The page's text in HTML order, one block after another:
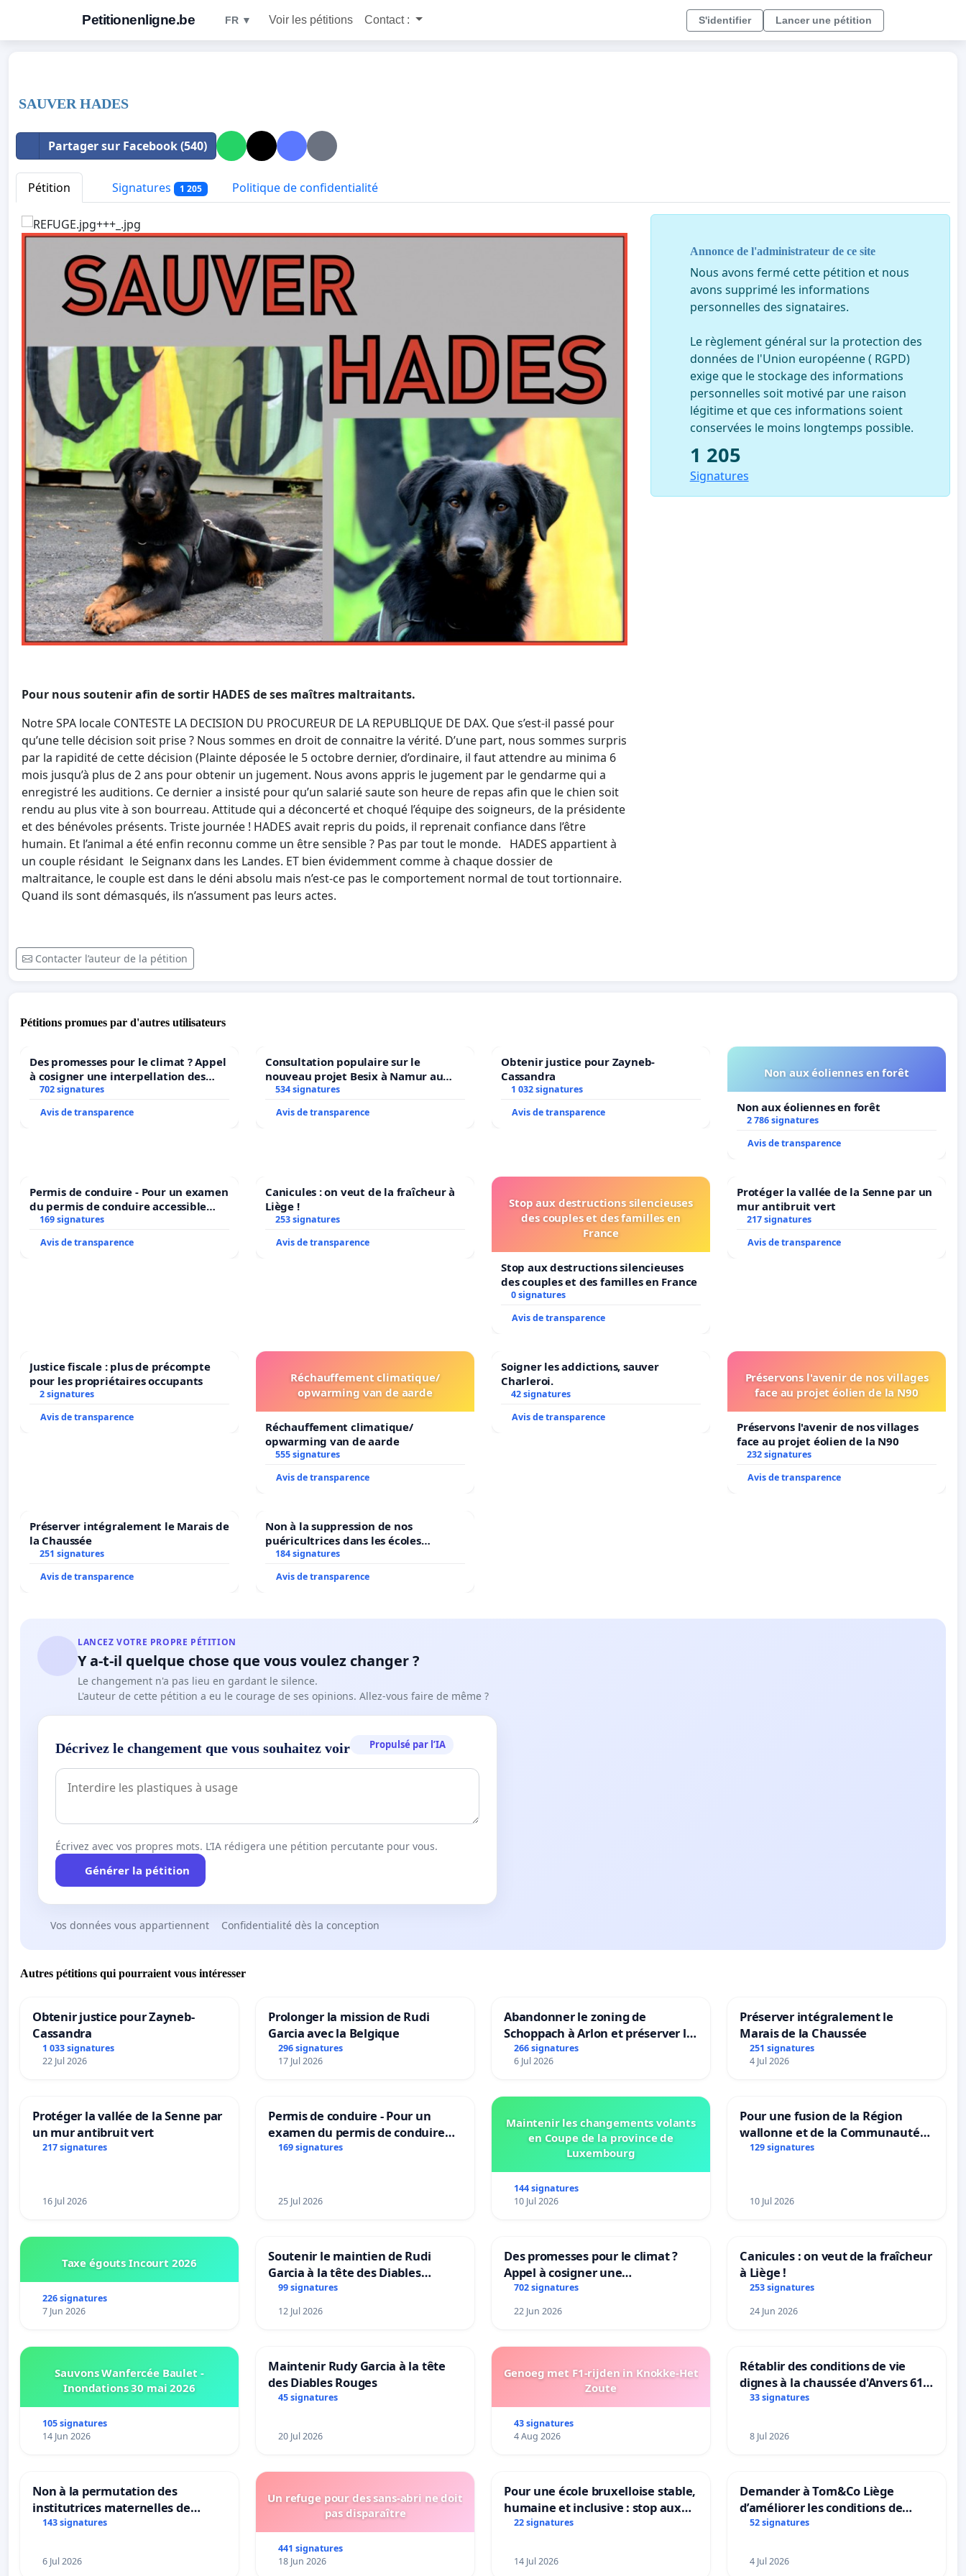
Petitionenligne.be FR ▼ Voir les pétitions Contact : S'identifier Lancer une pétition
SAUVER HADES
Partager sur Facebook (540)
Pétition Signatures 1 205 Politique de confidentialité
Pour nous soutenir afin de sortir HADES de ses maîtres maltraitants.
Notre SPA locale CONTESTE LA DECISION DU PROCUREUR DE LA REPUBLIQUE DE DAX. Que s’est-il passé pour
qu’une telle décision soit prise ? Nous sommes en droit de connaitre la vérité. D’une part, nous sommes surpris
par la rapidité de cette décision (Plainte déposée le 5 octobre dernier, d’ordinaire, il faut attendre au minima 6
mois jusqu’à plus de 2 ans pour obtenir un jugement. Nous avons appris le jugement par le gendarme qui a
enregistré les auditions. Ce dernier a insisté pour qu’un salarié saute son heure de repas afin que le chien soit
rendu au plus vite à son bourreau. Attitude qui a déconcerté et choqué l’équipe des soigneurs, de la présidente
et des bénévoles présents. Triste journée ! HADES avait repris du poids, il reprenait confiance dans l’être
humain. Et l’animal a été enfin reconnu comme un être sensible ? Pas par tout le monde. HADES appartient à
un couple résidant le Seignanx dans les Landes. ET bien évidemment comme à chaque dossier de
maltraitance, le couple est dans le déni absolu mais n’est-ce pas le comportement normal de tout tortionnaire.
Quand ils sont démasqués, ils n’assument pas leurs actes.
Contacter l’auteur de la pétition
Annonce de l'administrateur de ce site
Nous avons fermé cette pétition et nous
avons supprimé les informations
personnelles des signataires.
Le règlement général sur la protection des
données de l'Union européenne ( RGPD)
exige que le stockage des informations
personnelles soit motivé par une raison
légitime et que ces informations soient
conservées le moins longtemps possible.
1 205
Signatures
Pétitions promues par d'autres utilisateurs
Des promesses pour le climat ? Appel
à cosigner une interpellation des
ministres wallons du climat et de
702 signatures
Avis de transparence
Consultation populaire sur le
nouveau projet Besix à Namur au
Parc Léopold ?
534 signatures
Avis de transparence
Obtenir justice pour Zayneb-
Cassandra
1 032 signatures
Avis de transparence
Non aux éoliennes en forêt
Non aux éoliennes en forêt
2 786 signatures
Avis de transparence
Permis de conduire - Pour un examen
du permis de conduire accessible
dans plusieurs langues à Bruxelles
169 signatures
Avis de transparence
Canicules : on veut de la fraîcheur à
Liège !
253 signatures
Avis de transparence
Stop aux destructions silencieuses
des couples et des familles en
France
Stop aux destructions silencieuses
des couples et des familles en France
0 signatures
Avis de transparence
Protéger la vallée de la Senne par un
mur antibruit vert
217 signatures
Avis de transparence
Justice fiscale : plus de précompte
pour les propriétaires occupants
2 signatures
Avis de transparence
Réchauffement climatique/
opwarming van de aarde
Réchauffement climatique/
opwarming van de aarde
555 signatures
Avis de transparence
Soigner les addictions, sauver
Charleroi.
42 signatures
Avis de transparence
Préservons l'avenir de nos villages
face au projet éolien de la N90
Préservons l'avenir de nos villages
face au projet éolien de la N90
232 signatures
Avis de transparence
Préserver intégralement le Marais de
la Chaussée
251 signatures
Avis de transparence
Non à la suppression de nos
puéricultrices dans les écoles
communale de Flémalle !
184 signatures
Avis de transparence
LANCEZ VOTRE PROPRE PÉTITION
Y a-t-il quelque chose que vous voulez changer ?
Le changement n'a pas lieu en gardant le silence.
L'auteur de cette pétition a eu le courage de ses opinions. Allez-vous faire de même ?
Décrivez le changement que vous souhaitez voir Propulsé par l’IA
Écrivez avec vos propres mots. L’IA rédigera une pétition percutante pour vous.
Générer la pétition
Vos données vous appartiennent Confidentialité dès la conception
Autres pétitions qui pourraient vous intéresser
Obtenir justice pour Zayneb-
Cassandra
1 033 signatures
22 Jul 2026
Prolonger la mission de Rudi
Garcia avec la Belgique
296 signatures
17 Jul 2026
Abandonner le zoning de
Schoppach à Arlon et préserver le
site naturel
266 signatures
6 Jul 2026
Préserver intégralement le
Marais de la Chaussée
251 signatures
4 Jul 2026
Protéger la vallée de la Senne par
un mur antibruit vert
217 signatures
16 Jul 2026
Permis de conduire - Pour un
examen du permis de conduire
accessible dans plusieurs langues
169 signatures
25 Jul 2026
Maintenir les changements volants
en Coupe de la province de
Luxembourg
144 signatures
10 Jul 2026
Pour une fusion de la Région
wallonne et de la Communauté
française (Fédération Wallonie-
129 signatures
10 Jul 2026
Taxe égouts Incourt 2026
226 signatures
7 Jun 2026
Soutenir le maintien de Rudi
Garcia à la tête des Diables
Rouges |Teken voor het behoud
van Rudi Garcia als bondscoach
99 signatures
12 Jul 2026
Des promesses pour le climat ?
Appel à cosigner une
interpellation des ministres
wallons du climat et de
l’environnement.
702 signatures
22 Jun 2026
Canicules : on veut de la fraîcheur
à Liège !
253 signatures
24 Jun 2026
Sauvons Wanfercée Baulet -
Inondations 30 mai 2026
105 signatures
14 Jun 2026
Maintenir Rudy Garcia à la tête
des Diables Rouges
45 signatures
20 Jul 2026
Genoeg met F1-rijden in Knokke-Het
Zoute
43 signatures
4 Aug 2026
Rétablir des conditions de vie
dignes à la chaussée d'Anvers 61
et 63
33 signatures
8 Jul 2026
Non à la permutation des
institutrices maternelles de
Bléharies et Laplaigne !
enfants.
143 signatures
6 Jul 2026
Un refuge pour des sans-abri ne doit
pas disparaître
441 signatures
18 Jun 2026
Pour une école bruxelloise stable,
humaine et inclusive : stop aux
réformes qui fragilisent le
22 signatures
14 Jul 2026
Demander à Tom&Co Liège
d’améliorer les conditions de
présentation des animaux et de
en magasin
52 signatures
4 Jul 2026